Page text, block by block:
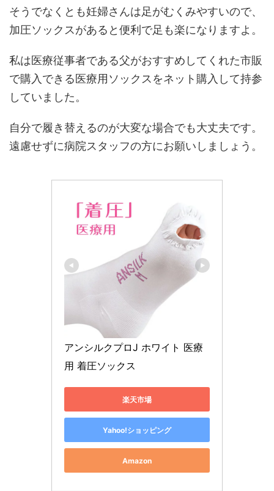
そうでなくとも妊婦さんは足がむくみやすいので、
加圧ソックスがあると便利で足も楽になりますよ。
私は医療従事者である父がおすすめしてくれた市販
で購入できる医療用ソックスをネット購入して持参
していました。
自分で履き替えるのが大変な場合でも大丈夫です。
遠慮せずに病院スタッフの方にお願いしましょう。
アンシルクプロJ ホワイト 医療
用 着圧ソックス
楽天市場
Yahoo!ショッピング
Amazon